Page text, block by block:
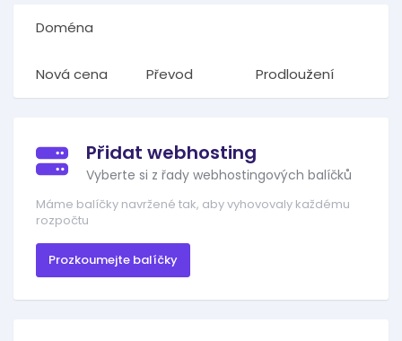
Doména
Nová cena Převod Prodloužení
Přidat webhosting
Vyberte si z řady webhostingových balíčků
Máme balíčky navržené tak, aby vyhovovaly každému
rozpočtu
Prozkoumejte balíčky